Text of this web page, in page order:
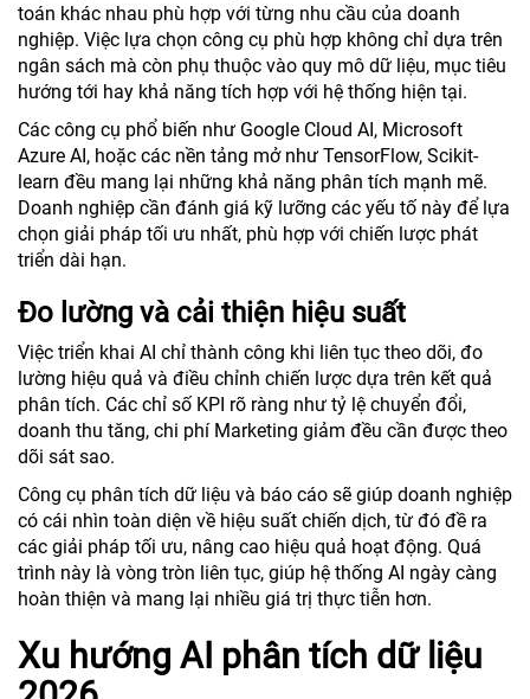
toán khác nhau phù hợp với từng nhu cầu của doanh
nghiệp. Việc lựa chọn công cụ phù hợp không chỉ dựa trên
ngân sách mà còn phụ thuộc vào quy mô dữ liệu, mục tiêu
hướng tới hay khả năng tích hợp với hệ thống hiện tại.
Các công cụ phổ biến như Google Cloud AI, Microsoft
Azure AI, hoặc các nền tảng mở như TensorFlow, Scikit-
learn đều mang lại những khả năng phân tích mạnh mẽ.
Doanh nghiệp cần đánh giá kỹ lưỡng các yếu tố này để lựa
chọn giải pháp tối ưu nhất, phù hợp với chiến lược phát
triển dài hạn.
Đo lường và cải thiện hiệu suất
Việc triển khai AI chỉ thành công khi liên tục theo dõi, đo
lường hiệu quả và điều chỉnh chiến lược dựa trên kết quả
phân tích. Các chỉ số KPI rõ ràng như tỷ lệ chuyển đổi,
doanh thu tăng, chi phí Marketing giảm đều cần được theo
dõi sát sao.
Công cụ phân tích dữ liệu và báo cáo sẽ giúp doanh nghiệp
có cái nhìn toàn diện về hiệu suất chiến dịch, từ đó đề ra
các giải pháp tối ưu, nâng cao hiệu quả hoạt động. Quá
trình này là vòng tròn liên tục, giúp hệ thống AI ngày càng
hoàn thiện và mang lại nhiều giá trị thực tiễn hơn.
Xu hướng AI phân tích dữ liệu